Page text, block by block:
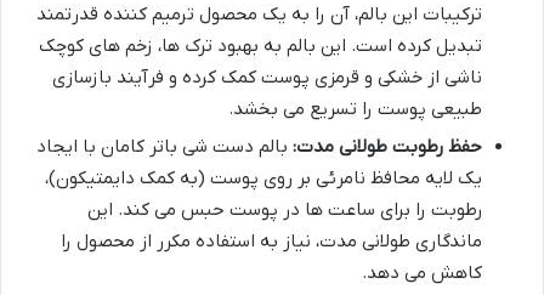
ترکیبات این بالم، آن را به یک محصول ترمیم کننده قدرتمند
تبدیل کرده است. این بالم به بهبود ترک ها، زخم های کوچک
ناشی از خشکی و قرمزی پوست کمک کرده و فرآیند بازسازی
طبیعی پوست را تسریع می بخشد.
حفظ رطوبت طولانی مدت: بالم دست شی باتر کامان با ایجاد
یک لایه محافظ نامرئی بر روی پوست (به کمک دایمتیکون)،
رطوبت را برای ساعت ها در پوست حبس می کند. این
ماندگاری طولانی مدت، نیاز به استفاده مکرر از محصول را
کاهش می دهد.